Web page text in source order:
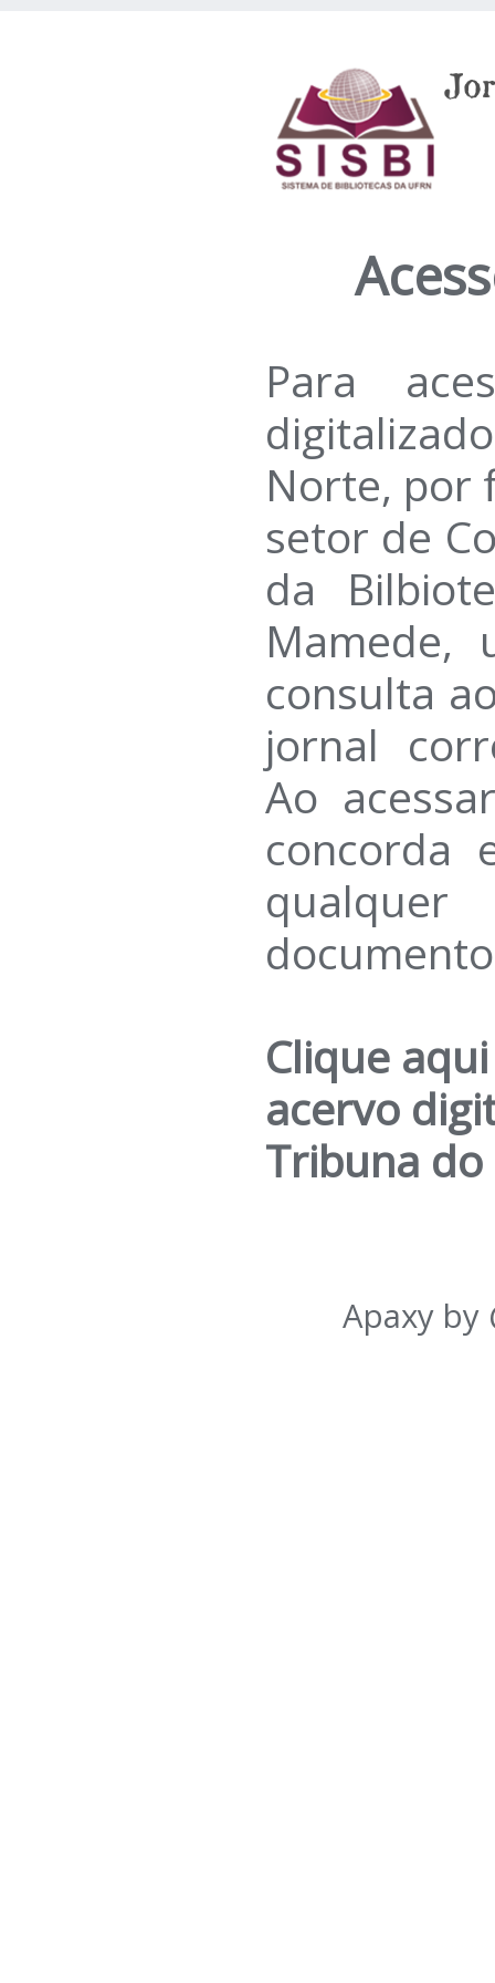
Para
Norte, por
setor de
da
Mamede,
consulta
jornal
Ao
concorda
Clique
acervo
Tribuna
Apaxy by